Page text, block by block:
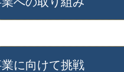
に向けて挑戦